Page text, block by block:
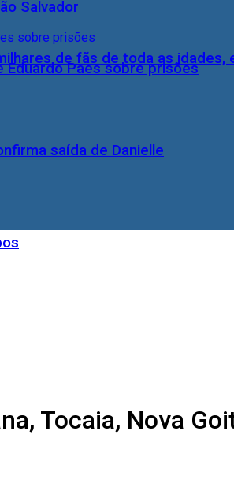
de fãs de toda as idades,
saída de Danielle
Salvador
Eduardo Paes sobre prisões
Tocaia, Nova